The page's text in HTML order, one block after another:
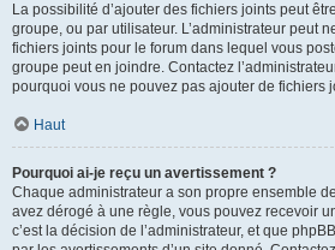
La possibilité d’ajouter des fichiers joints peut
groupe, ou par utilisateur. L’administrateur peut
fichiers joints pour le forum dans lequel vous
groupe peut en joindre. Contactez
pourquoi vous ne pouvez pas ajouter de fichiers
Haut
Pourquoi ai-je reçu un avertissement ?
Chaque administrateur a son propre ensemble
avez dérogé à une règle, vous pouvez recevoir
c’est la décision de l’administrateur, et que